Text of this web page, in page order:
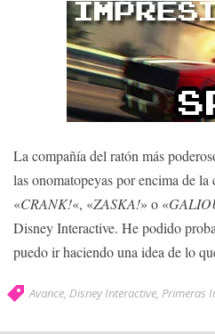
La compañía del ratón más
las onomatopeyas por encima de
«CRANK!«, «ZASKA!» o «
Disney Interactive. He podido
puedo ir haciendo una idea de lo
Avance, Disney Interactive, Primeras